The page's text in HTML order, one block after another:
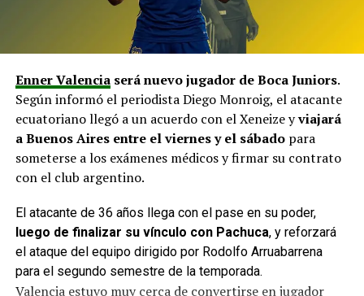
Enner Valencia será nuevo jugador de Boca Juniors.
Según informó el periodista Diego Monroig, el atacante
ecuatoriano llegó a un acuerdo con el Xeneize yviajará
a Buenos Aires entre el viernes y el sábadopara
someterse a los exámenes médicos y firmar su contrato
con el club argentino.
El atacante de 36 años llega con el pase en su poder,
luego de finalizar su vínculo con Pachuca, y reforzará
el ataque del equipo dirigido por Rodolfo Arruabarrena
para el segundo semestre de la temporada.
Valencia estuvo muy cerca de convertirse en jugador